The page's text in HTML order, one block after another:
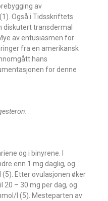
av
Også i Tidsskriftets
diskutert transdermal
av entusiasmen for
fra en amerikansk
hans
for denne
og i binyrene. I
enn 1 mg daglig, og
Etter ovulasjonen øker
20 – 30 mg per dag, og
l (5). Mesteparten av